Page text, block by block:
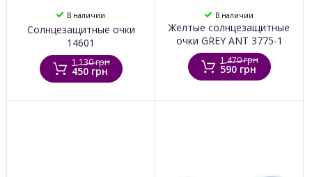
В наличии
Солнцезащитные очки
14601
1 130 грн
450 грн
В наличии
Желтые солнцезащитные
очки GREY ANT 3775-1
1 470 грн
590 грн